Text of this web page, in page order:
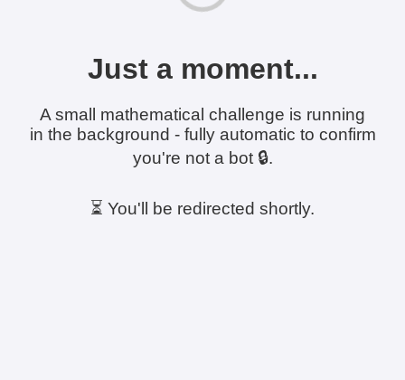
Just a moment...
A small mathematical challenge is running
in the background - fully automatic to confirm
you're not a bot 🔒.
⏳ You'll be redirected shortly.